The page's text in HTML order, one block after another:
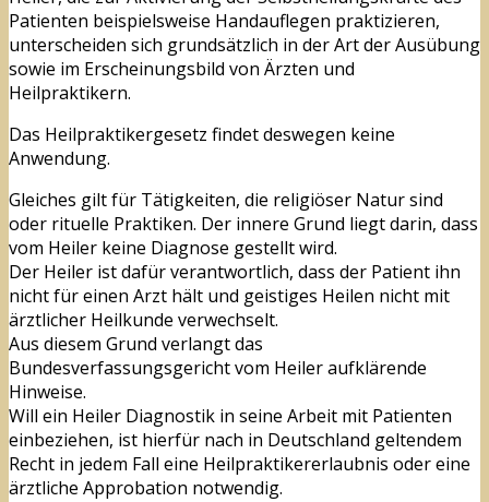
Patienten beispielsweise Handauflegen praktizieren,
unterscheiden sich grundsätzlich in der Art der Ausübung
sowie im Erscheinungsbild von Ärzten und
Heilpraktikern.
Das Heilpraktikergesetz findet deswegen keine
Anwendung.
Gleiches gilt für Tätigkeiten, die religiöser Natur sind
oder rituelle Praktiken. Der innere Grund liegt darin, dass
vom Heiler keine Diagnose gestellt wird.
Der Heiler ist dafür verantwortlich, dass der Patient ihn
nicht für einen Arzt hält und geistiges Heilen nicht mit
ärztlicher Heilkunde verwechselt.
Aus diesem Grund verlangt das
Bundesverfassungsgericht vom Heiler aufklärende
Hinweise.
Will ein Heiler Diagnostik in seine Arbeit mit Patienten
einbeziehen, ist hierfür nach in Deutschland geltendem
Recht in jedem Fall eine Heilpraktikererlaubnis oder eine
ärztliche Approbation notwendig.